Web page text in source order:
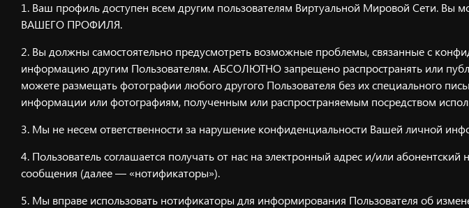
Ваш профиль доступен всем другим пользователям Виртуальной Мировой Сети.
ВАШЕГО ПРОФИЛЯ.
Вы должны самостоятельно предусмотреть возможные проблемы, связанные с
информацию другим Пользователям. АБСОЛЮТНО запрещено распространять или
можете размещать фотографии любого другого Пользователя без их специального
информации или фотографиям, полученным или распространяемым посредством
Мы не несем ответственности за нарушение конфиденциальности Вашей личной
Пользователь соглашается получать от нас на электронный адрес и/или
сообщения (далее — «нотификаторы»).
Мы вправе использовать нотификаторы для информирования Пользователя об